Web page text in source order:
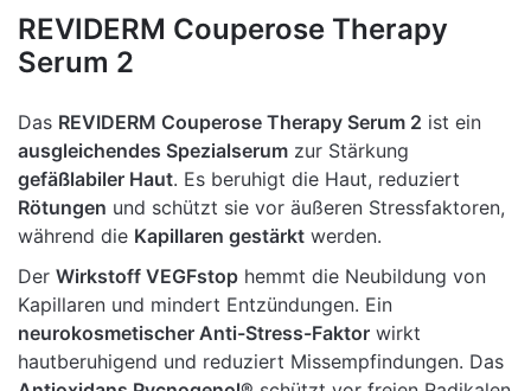
REVIDERM Couperose Therapy
Serum 2
Das REVIDERM Couperose Therapy Serum 2 ist ein
ausgleichendes Spezialserum zur Stärkung
gefäßlabiler Haut. Es beruhigt die Haut, reduziert
Rötungen und schützt sie vor äußeren Stressfaktoren,
während die Kapillaren gestärkt werden.
Der Wirkstoff VEGFstop hemmt die Neubildung von
Kapillaren und mindert Entzündungen. Ein
neurokosmetischer Anti-Stress-Faktor wirkt
hautberuhigend und reduziert Missempfindungen. Das